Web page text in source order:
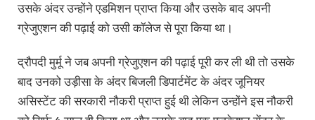
उसके अंदर उन्होंने एडमिशन प्राप्त किया और उसके बाद अपनी
ग्रेजुएशन की पढ़ाई को उसी कॉलेज से पूरा किया था।
द्रौपदी मुर्मू ने जब अपनी ग्रेजुएशन की पढ़ाई पूरी कर ली थी तो उसके
बाद उनको उड़ीसा के अंदर बिजली डिपार्टमेंट के अंदर जूनियर
असिस्टेंट की सरकारी नौकरी प्राप्त हुई थी लेकिन उन्होंने इस नौकरी